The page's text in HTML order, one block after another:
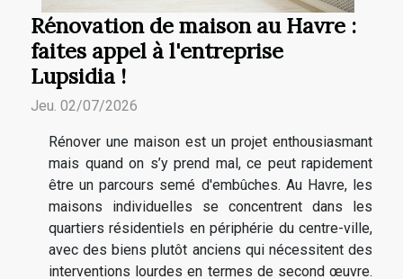
Rénovation de maison au Havre :
faites appel à l'entreprise
Lupsidia !
Jeu. 02/07/2026
Rénover une maison est un projet enthousiasmant
mais quand on s’y prend mal, ce peut rapidement
être un parcours semé d'embûches. Au Havre, les
maisons individuelles se concentrent dans les
quartiers résidentiels en périphérie du centre-ville,
avec des biens plutôt anciens qui nécessitent des
interventions lourdes en termes de second œuvre.